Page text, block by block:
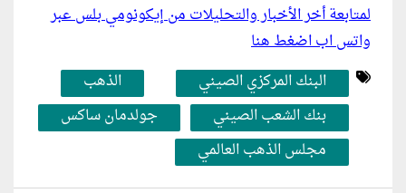
لمتابعة أخر الأخبار والتحليلات من إيكونومي بلس عبر
واتس اب اضغط هنا
البنك المركزي الصيني
الذهب
بنك الشعب الصيني
جولدمان ساكس
مجلس الذهب العالمي